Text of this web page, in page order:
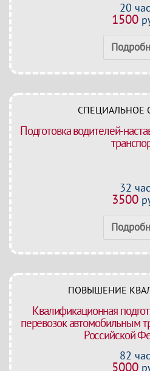
20
1500
СПЕЦИАЛЬНОЕ
Подготовка водителей-
32
3500
ПОВЫШЕНИЕ
Квалификационная
перевозок автомобильным
Российской
82
5000